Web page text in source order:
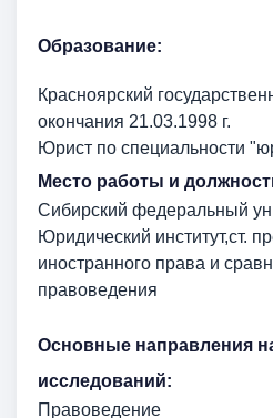
Образование:
Красноярский
окончания 21.03.1998 г.
Юрист по специальности
Место работы и
Сибирский федеральный
Юридический институт,ст.
иностранного права и
правоведения
Основные направления
исследований:
Правоведение